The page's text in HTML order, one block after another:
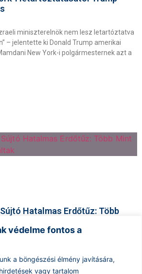
védelme fontos a
a böngészési élmény javítására,
vagy tartalom
miniszterelnök nem lesz letartóztatva
– jelentette ki Donald Trump amerikai
New York-i polgármesternek azt a
Hatalmas Erdőtűz: Több
Madrid északi részének közelében,
000 hektárnyi területet érintett. A tűzvész
kényszerítettek elhagyni otthonaikat.